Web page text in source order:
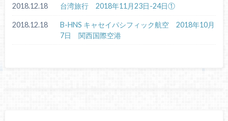
2018.12.18 台湾旅行 2018年11月23日-24日①
2018.12.18
B-HNS キャセイパシフィック航空 2018年10月
7日 関西国際空港